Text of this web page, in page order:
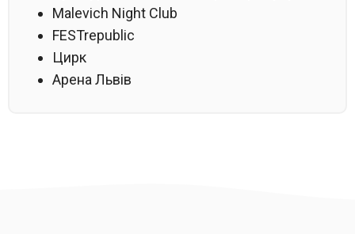
Malevich Night Club
FESTrepublic
Цирк
Арена Львів